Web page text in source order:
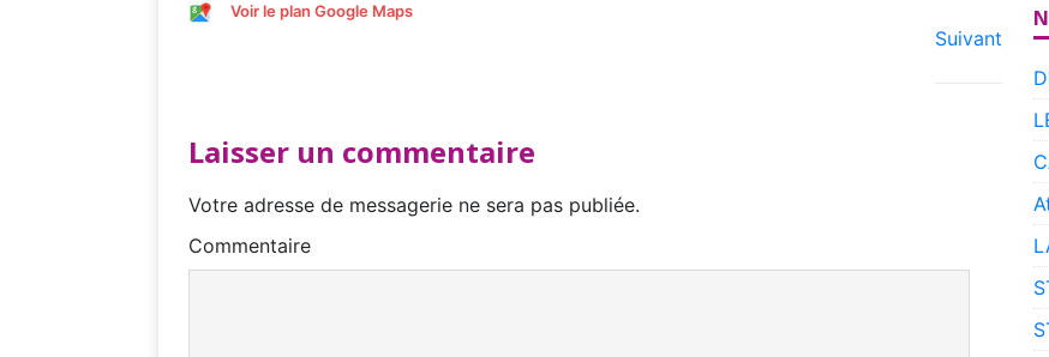
Voir le plan Google Maps
Suivant
Laisser un commentaire
Votre adresse de messagerie ne sera pas publiée.
Commentaire